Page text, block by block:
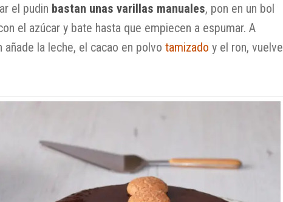
el pudin bastan unas varillas manuales, pon en un bol
el azúcar y bate hasta que empiecen a espumar. A
añade la leche, el cacao en polvotamizado y el ron, vuelve